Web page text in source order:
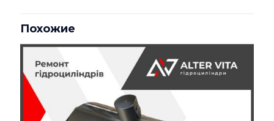
5-ти штоковый»
Ваш адрес email не будет опубликован. Обязательные
поля помечены*
Ваша оценка
Похожие